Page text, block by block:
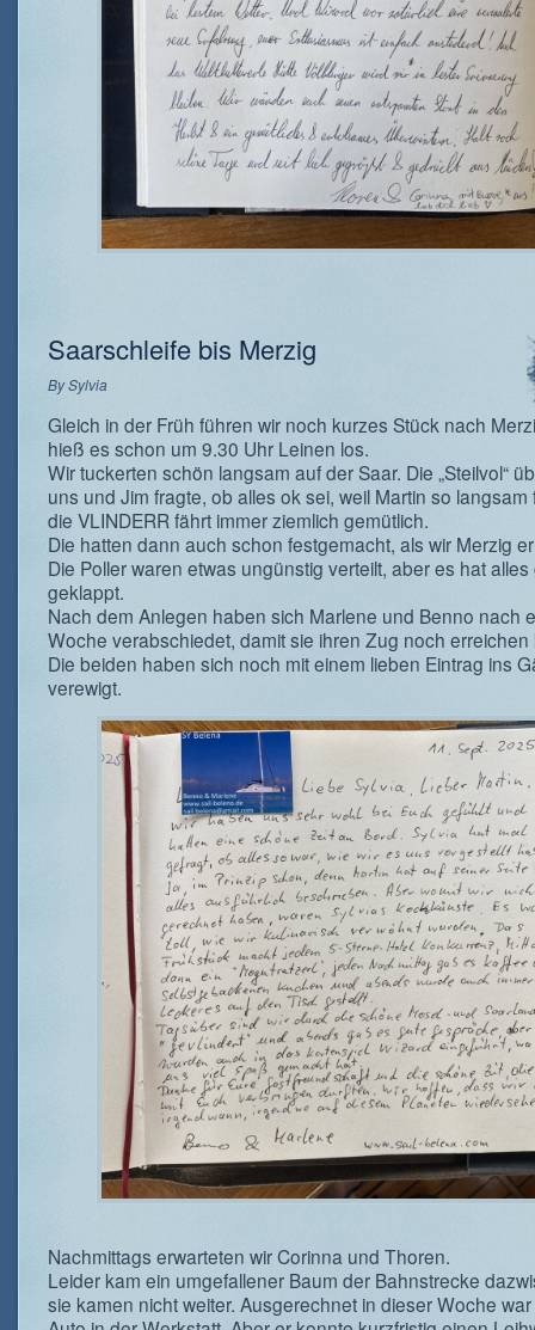
Saarschleife bis Merzig
BySylvia
Gleich in der Früh führen wir noch kurzes Stück nach
hieß es schon um 9.30 Uhr Leinen los.
Wir tuckerten schön langsam auf der Saar. Die „Steilvol“
uns und Jim fragte, ob alles ok sei, weil Martin so langsam
die VLINDERR fährt immer ziemlich gemütlich.
Die hatten dann auch schon festgemacht, als wir Merzig
Die Poller waren etwas ungünstig verteilt, aber es hat alles
geklappt.
Nach dem Anlegen haben sich Marlene und Benno nach
Woche verabschiedet, damit sie ihren Zug noch
Die beiden haben sich noch mit einem lieben Eintrag ins
verewigt.
Nachmittags erwarteten wir Corinna und Thoren.
Leider kam ein umgefallener Baum der Bahnstrecke
sie kamen nicht weiter. Ausgerechnet in dieser Woche